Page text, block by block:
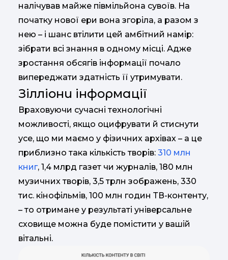
налічував майже півмільйона сувоїв. На
початку нової ери вона згоріла, а разом з
нею – і шанс втілити цей амбітний намір:
зібрати всі знання в одному місці. Адже
зростання обсягів інформації почало
випереджати здатність її утримувати.
Зілліони інформації
Враховуючи сучасні технологічні
можливості, якщо оцифрувати й стиснути
усе, що ми маємо у фізичних архівах – а це
приблизно така кількість творів: 310 млн
книг, 1,4 млрд газет чи журналів, 180 млн
музичних творів, 3,5 трлн зображень, 330
тис. кінофільмів, 100 млн годин ТВ-контенту,
– то отримане у результаті універсальне
сховище можна буде помістити у вашій
вітальні.